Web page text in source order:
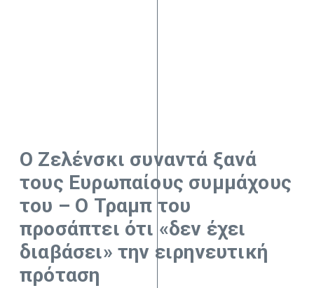
Ο Ζελένσκι συναντά ξανά
τους Ευρωπαίους συμμάχους
του – Ο Τραμπ του
προσάπτει ότι «δεν έχει
διαβάσει» την ειρηνευτική
πρόταση